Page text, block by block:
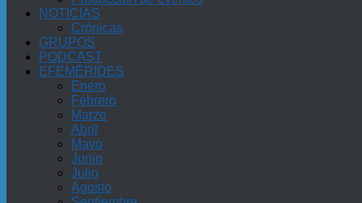
NOTICIAS
Crónicas
GRUPOS
PODCAST
EFEMÉRIDES
Enero
Febrero
Marzo
Abril
Mayo
Junio
Julio
Agosto